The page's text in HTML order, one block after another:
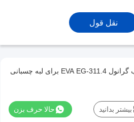
نقل قول
چسب گرانول EVA EG-311.4 برای لبه چسبانی
حالا حرف بزن بیشتر بدانید